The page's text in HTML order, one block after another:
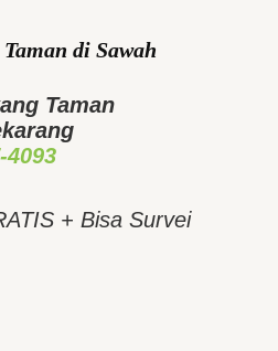
di Sawah
Taman
4093
+ Bisa Survei